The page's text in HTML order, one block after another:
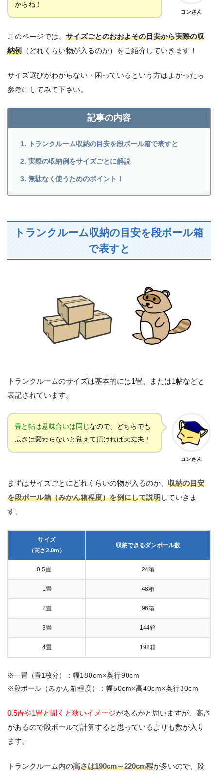
からね！
コンさん
このページでは、 サイズごとのおおよその目安から実際の収
納例 （どれくらい物が入るのか）をご紹介していきます！
サイズ選びがわからない・困っているという方はよかったら
参考にしてみて下さい。
記事の内容
トランクルーム収納の目安を段ボール箱で表すと
実際の収納例をサイズごとに解説
無駄なく使うためのポイント！
トランクルーム収納の目安を段ボール箱
で表すと
トランクルームのサイズは基本的には1畳、または1帖などと
表記されています。
畳と帖は意味合いは同じなので、どちらでも
広さは変わらないと覚えて頂ければ大丈夫！
コンさん
まずはサイズごとにどれくらいの物が入るのか、 収納の目安
を段ボール箱（みかん箱程度）を例にして説明していきま
す。
サイズ
（高さ2.0m）
収納できるダンボール数
0.5畳 24箱
1畳 48箱
2畳 96箱
3畳 144箱
4畳 192箱
※一畳（畳1枚分）
：幅180cm×奥行90cm
※段ボール （みかん箱程度） ：幅50cm×高40cm×奥行30cm
0.5畳や1畳と聞くと狭いイメージがあるかと思いますが、高さ
があるので段ボールで計算すると思っているよりも数が入り
ます。
トランクルーム内の高さは190cm～220cm程が多いので、段